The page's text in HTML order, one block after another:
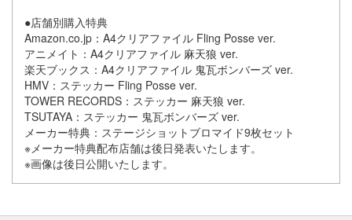
●店舗別購入特典
Amazon.co.jp：A4クリアファイル Fling Posse ver.
アニメイト：A4クリアファイル 麻天狼 ver.
楽天ブックス：A4クリアファイル 鬼瓦ボンバーズ ver.
HMV：ステッカー Fling Posse ver.
TOWER RECORDS：ステッカー 麻天狼 ver.
TSUTAYA：ステッカー 鬼瓦ボンバーズ ver.
メーカー特典：ステージショットブロマイド9枚セット
※メーカー特典配布店舗は後日発表いたします。
※画像は後日公開いたします。